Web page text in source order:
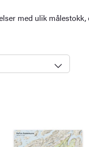
med ulik